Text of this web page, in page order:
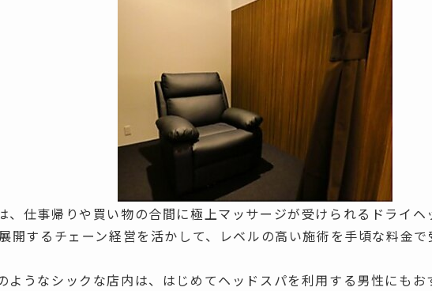
、仕事帰りや買い物の合間に極上マッサージが受けられるドライ
開するチェーン経営を活かして、レベルの高い施術を手頃な料金
ようなシックな店内は、はじめてヘッドスパを利用する男性にもお